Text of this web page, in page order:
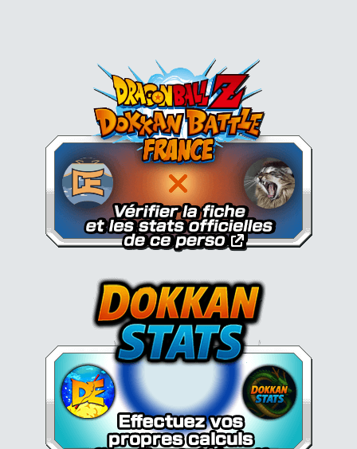
Dokkan Essentials x Dragon